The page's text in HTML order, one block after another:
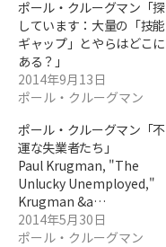
ポール・クルーグマン「探
しています：大量の「技能
ギャップ」とやらはどこに
ある？」
2014年9月13日
ポール・クルーグマン
ポール・クルーグマン「不
運な失業者たち」
Paul Krugman, "The
Unlucky Unemployed,"
Krugman &a…
2014年5月30日
ポール・クルーグマン